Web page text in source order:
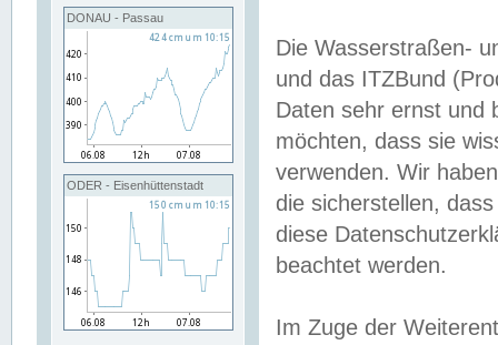
DONAU - Passau
ODER - Eisenhüttenstadt
Die Wasserstraßen-
und das ITZBund
Daten sehr ernst und
möchten, dass sie
verwenden. Wir
die sicherstellen,
diese
beachtet werden.
Im Zuge der